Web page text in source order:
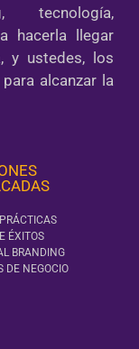
tecnología,
hacerla llegar
y ustedes, los
alcanzar la
ÉXITOS
BRANDING
DE NEGOCIO